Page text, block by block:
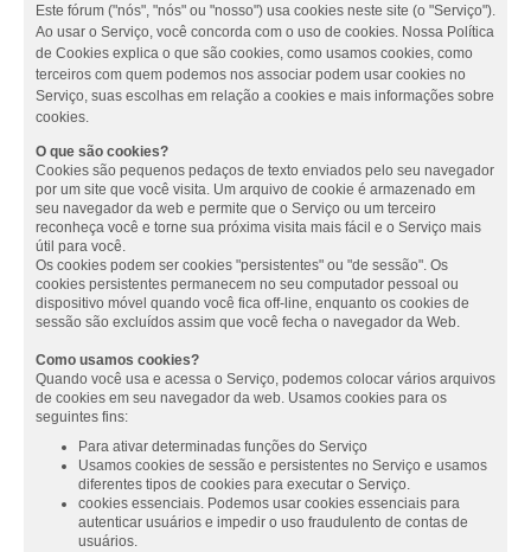
Este fórum ("nós", "nós" ou "nosso") usa cookies neste site (o "Serviço").
Ao usar o Serviço, você concorda com o uso de cookies. Nossa Política
de Cookies explica o que são cookies, como usamos cookies, como
terceiros com quem podemos nos associar podem usar cookies no
Serviço, suas escolhas em relação a cookies e mais informações sobre
cookies.
O que são cookies?
Cookies são pequenos pedaços de texto enviados pelo seu navegador
por um site que você visita. Um arquivo de cookie é armazenado em
seu navegador da web e permite que o Serviço ou um terceiro
reconheça você e torne sua próxima visita mais fácil e o Serviço mais
útil para você.
Os cookies podem ser cookies "persistentes" ou "de sessão". Os
cookies persistentes permanecem no seu computador pessoal ou
dispositivo móvel quando você fica off-line, enquanto os cookies de
sessão são excluídos assim que você fecha o navegador da Web.
Como usamos cookies?
Quando você usa e acessa o Serviço, podemos colocar vários arquivos
de cookies em seu navegador da web. Usamos cookies para os
seguintes fins:
Para ativar determinadas funções do Serviço
Usamos cookies de sessão e persistentes no Serviço e usamos
diferentes tipos de cookies para executar o Serviço.
cookies essenciais. Podemos usar cookies essenciais para
autenticar usuários e impedir o uso fraudulento de contas de
usuários.